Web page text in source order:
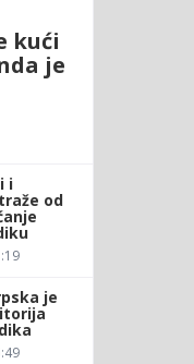
kući
je
i
od
je